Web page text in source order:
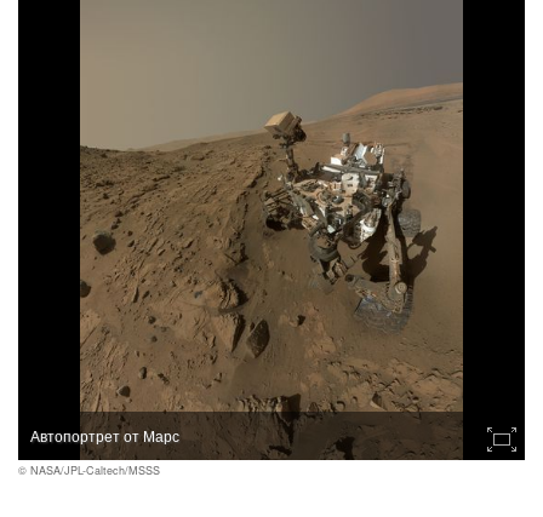
Автопортрет от Марс
© NASA/JPL-Caltech/MSSS